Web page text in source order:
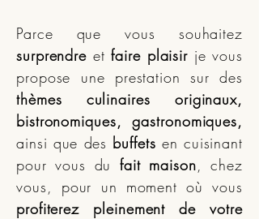
Parce que vous souhaitez
surprendre etfaire plaisir je vous
propose une prestation sur des
thèmes culinaires originaux,
bistronomiques, gastronomiques,
ainsi que des buffets en cuisinant
pour vous dufait maison, chez
vous, pour un moment où vous
profiterez pleinement de votre